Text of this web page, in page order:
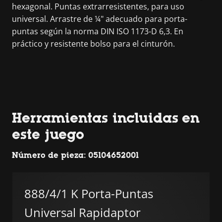
hexagonal. Puntas extrarresistentes, para uso
universal. Arrastre de ¼" adecuado para porta-
puntas según la norma DIN ISO 1173-D 6,3. En
práctico y resistente bolso para el cinturón.
Herramientas incluidas en
este juego
Número de pieza: 05104652001
888/4/1 K Porta-Puntas
Universal Rapidaptor